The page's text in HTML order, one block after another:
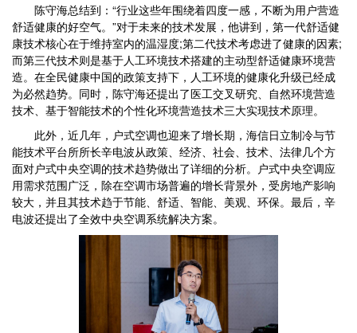
陈守海总结到：“行业这些年围绕着四度一感，不断为用户营造
舒适健康的好空气。”对于未来的技术发展，他讲到，第一代舒适健
康技术核心在于维持室内的温湿度;第二代技术考虑进了健康的因素;
而第三代技术则是基于人工环境技术搭建的主动型舒适健康环境营
造。在全民健康中国的政策支持下，人工环境的健康化升级已经成
为必然趋势。同时，陈守海还提出了医工交叉研究、自然环境营造
技术、基于智能技术的个性化环境营造技术三大实现技术原理。
此外，近几年，户式空调也迎来了增长期，海信日立制冷与节
能技术平台所所长辛电波从政策、经济、社会、技术、法律几个方
面对户式中央空调的技术趋势做出了详细的分析。户式中央空调应
用需求范围广泛，除在空调市场普遍的增长背景外，受房地产影响
较大，并且其技术趋于节能、舒适、智能、美观、环保。最后，辛
电波还提出了全效中央空调系统解决方案。